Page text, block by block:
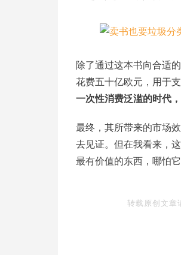
除了通过这本书向合适
花费五十亿欧元，用于
一次性消费泛滥的时代
最终，其所带来的市场
去见证。但在我看来，
最有价值的东西，哪怕
转载原创文章